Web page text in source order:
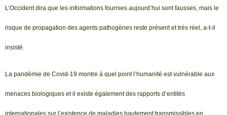
L’Occident dira que les informations fournies aujourd’hui sont fausses, mais le
risque de propagation des agents pathogènes reste présent et très réel, a-t-il
insisté.
La pandémie de Covid-19 montre à quel point l’humanité est vulnérable aux
menaces biologiques et il existe également des rapports d’entités